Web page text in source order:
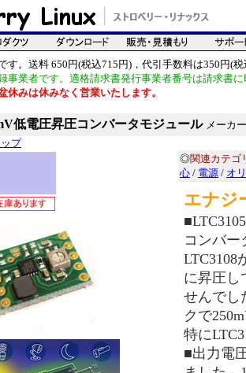
す。送料 650円(税込715円)，代引手数料は350円(税
事業者です。適格請求書発行事業者番号は請求書
休みは休みなく営業いたします。
低電圧昇圧コンバータモジュール メーカ
プ
◎関連カテゴ
心 / 電源 / オ
エナジ
コンバー
LTC3108
に昇圧し
せんでし
クで
特に
■出力電